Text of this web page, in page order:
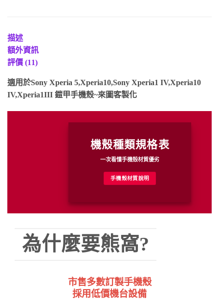
描述
額外資訊
評價 (11)
適用於Sony Xperia 5,Xperia10,Sony Xperia1 IV,Xperia10
IV,Xperia1III 鎧甲手機殼~來圖客製化
機殼種類規格表
一次看懂手機殼材質優劣
手機殼材質說明
為什麼要熊窩?
市售多數訂製手機殼
採用低價機台設備